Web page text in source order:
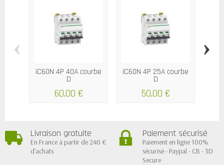
iC60N 4P 40A courbe
D
60,00 €
iC60N 4P 25A courbe
D
50,00 €
‹ ›
Livraison gratuite
En France à partir de 240 €
d'achats
Paiement sécurisé
Paiement en ligne 100%
sécurisé - Paypal - CB - 3D
Secure